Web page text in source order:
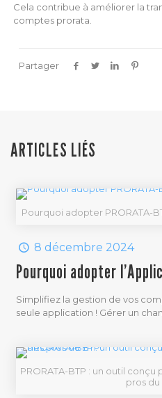
Cela contribue à améliorer la
comptes prorata.
Partager
ARTICLES LIÉS
Pourquoi adopter PRORATA-
8 décembre 2024
Pourquoi adopter
Simplifiez la gestion de vos
seule application ! Gérer un
PRORATA-BTP : un outil
pros du